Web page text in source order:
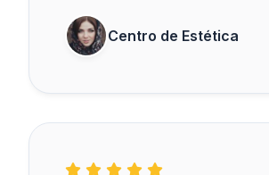
Centro de Estética